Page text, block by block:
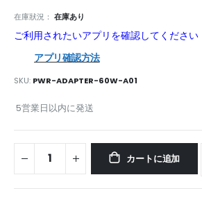
在庫狀況： 在庫あり
ご利用されたいアプリを確認してください
アプリ確認方法
SKU PWR-ADAPTER-60W-A01
5営業日以内に発送
カートに追加